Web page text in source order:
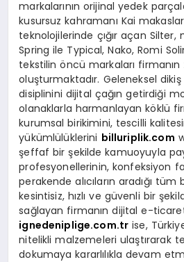
markalarının orijinal yedek
kusursuz kahramanı Kai
teknolojilerinde çığır açan
Spring ile Typical, Nako, Romi
tekstilin öncü markaları
oluşturmaktadır. Geleneksel
disiplinini dijital çağın getirdiği
olanaklarla harmanlayan köklü
kurumsal birikimini, tescilli
yükümlülüklerini billuriplik.com
şeffaf bir şekilde kamuoyuyla
profesyonellerinin, konfeksiyon
perakende alıcıların aradığı tüm
kesintisiz, hızlı ve güvenli bir
sağlayan firmanın dijital e-
ignedeniplige.com.tr ise,
nitelikli malzemeleri ulaştırarak
dokumaya kararlılıkla devam